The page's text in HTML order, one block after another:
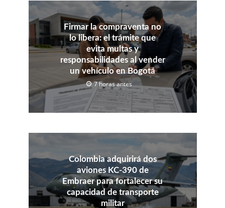
Firmar la compraventa no
lo libera: el trámite que
evita multas y
responsabilidades al vender
un vehículo en Bogotá
7 horas antes
Colombia adquirirá dos
aviones KC-390 de
Embraer para fortalecer su
capacidad de transporte
militar